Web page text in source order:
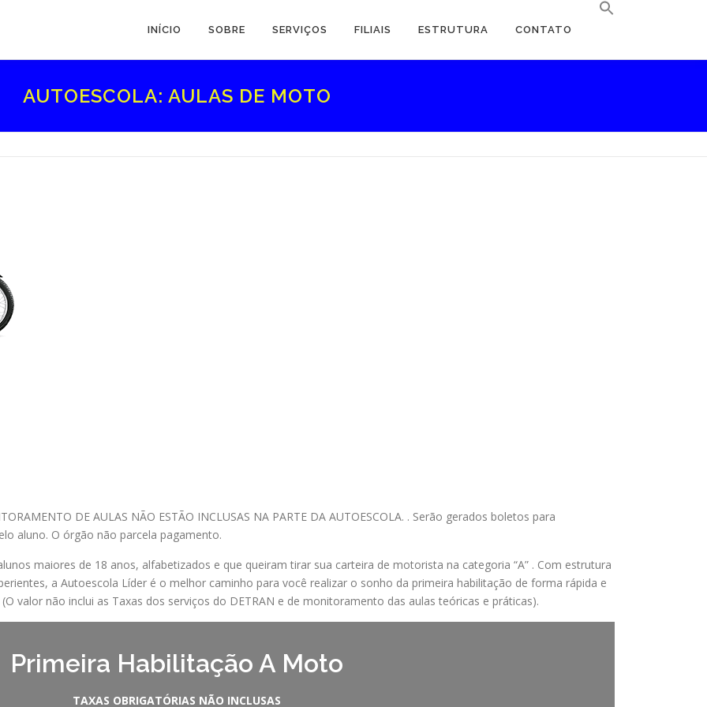
INÍCIO SOBRE SERVIÇOS FILIAIS ESTRUTURA CONTATO
AUTOESCOLA: AULAS DE MOTO
DE AULAS NÃO ESTÃO INCLUSAS NA PARTE DA AUTOESCOLA. . Serão gerados boletos para
aluno. O órgão não parcela pagamento.
maiores de 18 anos, alfabetizados e que queiram tirar sua carteira de motorista na categoria “A” . Com estrutura
a Autoescola Líder é o melhor caminho para você realizar o sonho da primeira habilitação de forma rápida e
valor não inclui as Taxas dos serviços do DETRAN e de monitoramento das aulas teóricas e práticas).
Primeira Habilitação A Moto
TAXAS OBRIGATÓRIAS NÃO INCLUSAS